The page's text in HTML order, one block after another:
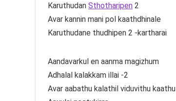
Karuthudan Sthotharipen 2
Avar kannin mani pol kaathdhinale
Karuthudane thudhipen 2 -kartharai
Aandavarkul en aanma magizhum
Adhalal kalakkam illai -2
Avar aabathu kalathil viduvithu kaathu